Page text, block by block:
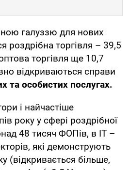
галуззю для нових
роздрібна торгівля – 39,5
торгівля ще 10,7
відкриваються справи
та особистих послугах.
і найчастіше
року у сфері роздрібної
48 тисяч ФОПів, в ІТ –
які демонструють
(відкривається більше,